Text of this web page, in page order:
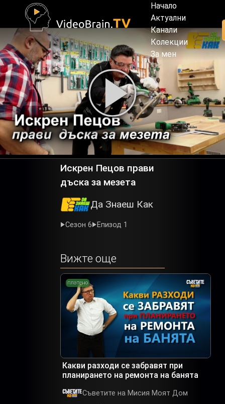
Начало
Актуални
Канали
Колекции
За мен
Искрен Пецов прави
дъска за мезета
Да Знаеш Как
Сезон 6 Епизод 1
Вижте още
платено
Какви разходи се забравят при
планирането на ремонта на банята
Съветите на Мисия Моят Дом